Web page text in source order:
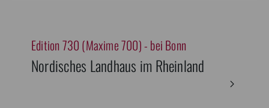
Edition 730 (Maxime 700) - bei Bonn
Nordisches Landhaus im Rheinland